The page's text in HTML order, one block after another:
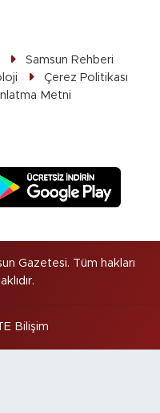
Samsun Rehberi
Çerez Politikası
Metni
Gazetesi. Tüm hakları
Bilişim